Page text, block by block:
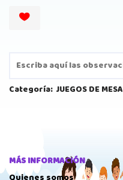
Categoría: JUEGOS DE MESA
MÁS INFORMACIÓN